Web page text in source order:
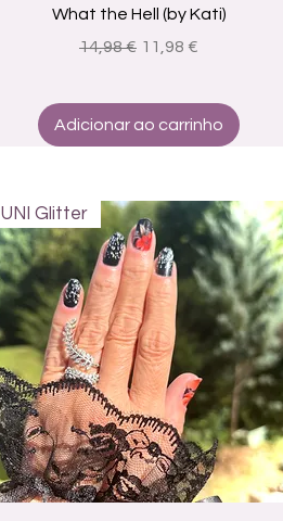
Visualização rápida
What the Hell (by Kati)
Preço normal
14,98 € Preço promocional
11,98 €
Adicionar ao carrinho
UNI Glitter